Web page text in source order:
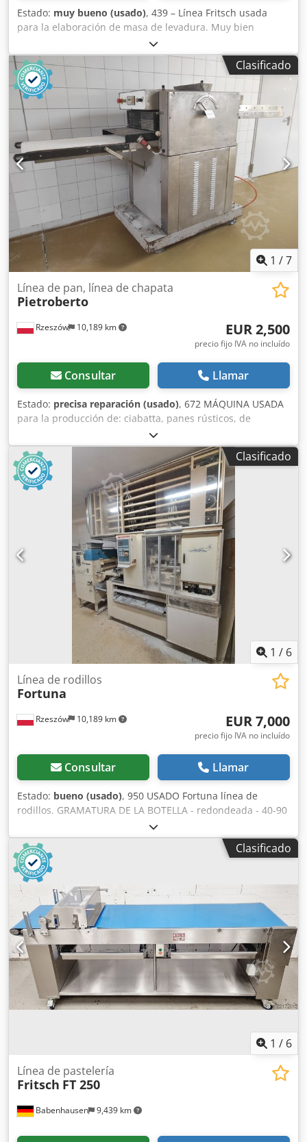
Estado: muy bueno (usado), 439 – Línea Fritsch usada
para la elaboración de masa de levadura. Muy bien
equipada, en buen estado y en perfecto funcionamiento.
Incluye numerosos accesorios. DIMENSIONES EXTERNAS
(en cm): - Longitud: 900, - Anchura útil: 65. Los equipos
están disponibles para su inspección en nuestro almacén
(36-068 Bachórz, Polonia). Opciones adicionales de pago:
transporte, montaje y puesta en marcha del equipo. El
precio indicado es el precio neto. HABLAMOS INGLÉS,
ALEMÁN, FRANCÉS, RUSO Y UCRANIANO. Chedpszif H Ejfx
Amuoa
Clasificado
1 /7
Rzeszów 10,189 km
Línea de pan, línea de chapata
Pietroberto
EUR 2,500
precio fijo IVA no incluído
Consultar Llamar
Estado: precisa reparación (usado), 672 MÁQUINA USADA
para la producción de: ciabatta, panes rústicos, de
diferentes tamaños y grosores. La máquina requiere
reparación. Csdpfepm Hmzsx Amujha DIMENSIONES
EXTERIORES: -longitud: 300, -ancho: 85 -altura: 155. El
equipo se encuentra en nuestro almacén (36-068 Bachórz)
Existe la posibilidad de realizar la reparación, instalación,
puesta en marcha y emisión de garantía por nuestra parte.
El precio indicado es neto. HABLAMOS INGLÉS, ALEMÁN,
FRANCÉS, RUSO, UCRANIANO.
Clasificado
1 / 6
Rzeszów 10,189 km
Línea de rodillos
Fortuna
EUR 7,000
precio fijo IVA no incluído
Consultar Llamar
Estado: bueno (usado), 950 USADO Fortuna línea de
rodillos. GRAMATURA DE LA BOTELLA - redondeada - 40-90
g DATOS TÉCNICOS (en cm): - marcado: kaiser, margarita,
cruz, - encaje en hojas 60x80, 60x100. DIMENSIONES
EXTERIORES (en cm): - l.325, - ancho 125, - H 280. Chodpju
Iuliefx Amuja La unidad se encuentra en nuestro almacén
(36-068 Bachórz) Opciones a pagar: transporte,
reacondicionamiento, montaje, puesta en marcha. El
precio es neto. HABLAMOS INGLÉS, ALEMÁN, FRANCÉS,
RUSO, UCRANIANO.
Clasificado
1 / 6
Babenhausen 9,439 km
Línea de pastelería
Fritsch FT 250